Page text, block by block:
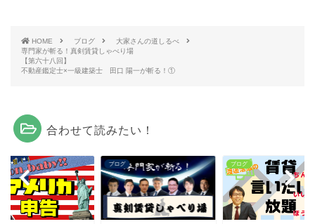
HOME ブログ
大家さんの道しるべ
専門家が斬る！真剣賃貸しゃべり場
【第六十八回】
不動産鑑定士×一級建築士 田口 陽一が斬る！①
合わせて読みたい！
ブログ ブログ